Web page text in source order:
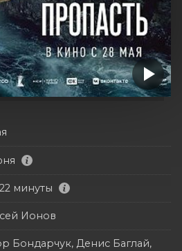
минуты
Ионов
Бондарчук, Денис Баглай,